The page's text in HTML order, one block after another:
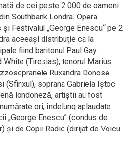
de cei peste 2.000 de oameni
Southbank Londra. Opera
Festivalul „George Enescu“ pe 2
aceeaşi distribuţie ca la
fiind baritonul Paul Gay
White (Tiresias), tenorul Marius
Ruxandra Donose
soprana Gabriela Iştoc
londoneză, artiştii au fost
ori, îndelung aplaudate
„George Enescu” (condus de
şi de Copii Radio (dirijat de Voicu